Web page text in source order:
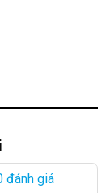
đánh giá